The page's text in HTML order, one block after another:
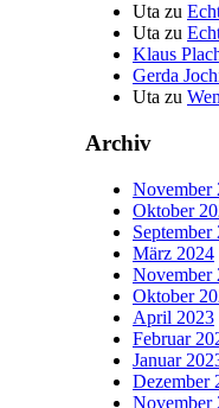
Uta zu
Uta zu
Klaus
Gerda
Uta zu
Archiv
November
Oktober
September
März 2024
November
Oktober
April 2023
Februar
Januar
Dezember
November